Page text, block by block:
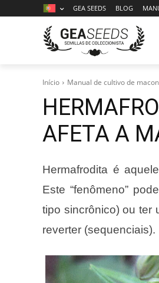
GEA SEEDS BLOG
Início Manual de cultivo de
AFETA A
Hermafrodita é
Este “fenômeno”
tipo sincrônico) ou ter
reverter (sequenciais).